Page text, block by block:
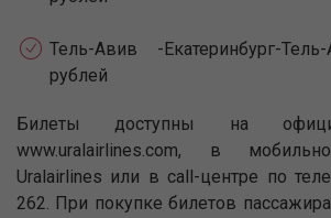
Тель-Авив -Екатеринбург-
рублей
Билеты доступны на
www.uralairlines.com, в
Uralairlines или в call-центре по
262. При покупке билетов